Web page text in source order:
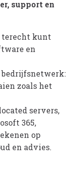
support en
terecht kunt
en
bedrijfsnetwerk:
zoals het
servers,
365,
op
en advies.